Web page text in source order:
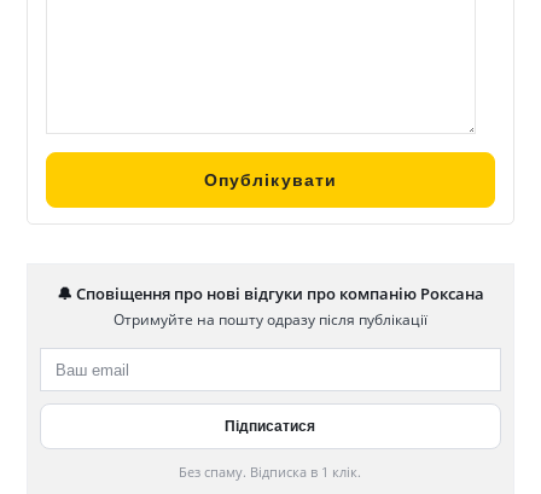
🔔 Сповіщення про нові відгуки про компанію Роксана
Отримуйте на пошту одразу після публікації
Без спаму. Відписка в 1 клік.